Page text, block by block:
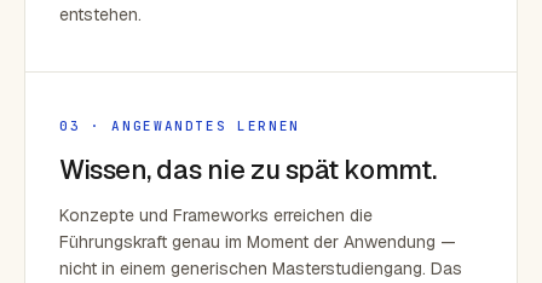
entstehen.
03 · ANGEWANDTES LERNEN
Wissen, das nie zu spät kommt.
Konzepte und Frameworks erreichen die
Führungskraft genau im Moment der Anwendung —
nicht in einem generischen Masterstudiengang. Das